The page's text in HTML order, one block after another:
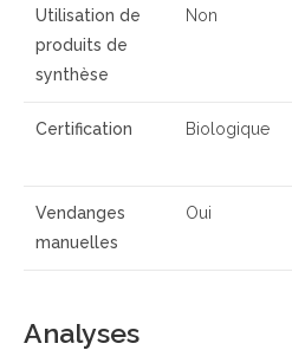
Utilisation de
produits de
synthèse
Non
Certification Biologique
Vendanges
manuelles
Oui
Analyses